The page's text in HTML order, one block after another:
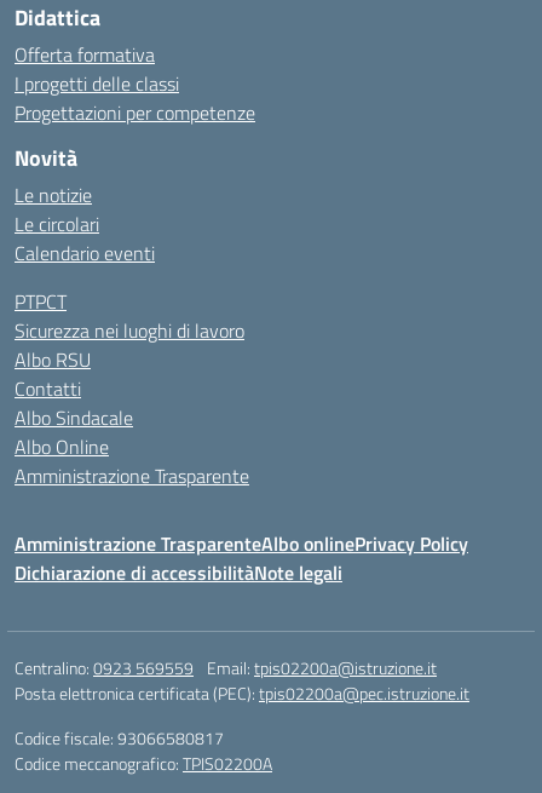
Didattica
Offerta formativa
I progetti delle classi
Progettazioni per competenze
Novità
Le notizie
Le circolari
Calendario eventi
PTPCT
Sicurezza nei luoghi di lavoro
Albo RSU
Contatti
Albo Sindacale
Albo Online
Amministrazione Trasparente
Amministrazione TrasparenteAlbo onlinePrivacy Policy
Dichiarazione di accessibilitàNote legali
Centralino:0923 569559 Email:tpis02200a@istruzione.it
Posta elettronica certificata (PEC):tpis02200a@pec.istruzione.it
Codice fiscale: 93066580817
Codice meccanografico:TPIS02200A